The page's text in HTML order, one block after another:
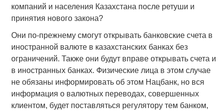
компаний и населения Казахстана после ретуши и
принятия нового закона?
Они по-прежнему смогут открывать банковские счета в
иностранной валюте в казахстанских банках без
ограничений. Также они будут вправе открывать счета и
в иностранных банках. Физические лица в этом случае
не обязаны информировать об этом Нацбанк, но вся
информация о валютных переводах, совершенных
клиентом, будет поставляться регулятору тем банком,